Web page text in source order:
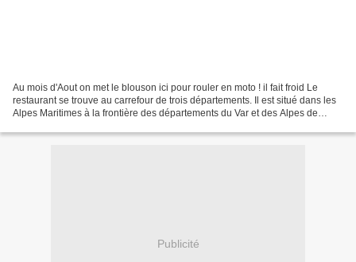
Au mois d'Aout on met le blouson ici pour rouler en moto ! il fait froid Le
restaurant se trouve au carrefour de trois départements. Il est situé dans les
Alpes Maritimes à la frontière des départements du Var et des Alpes de
Publicité